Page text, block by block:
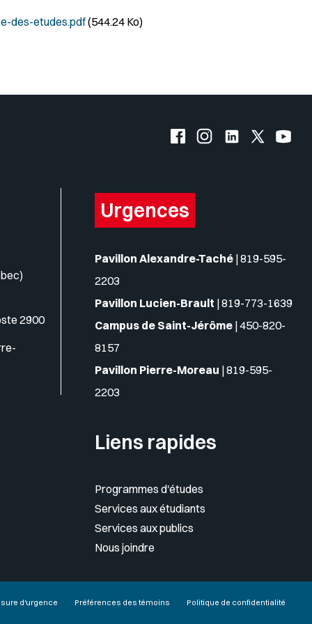
des-etudes.pdf(544.24 Ko)
Facebook de l'UQO
Instagram de l'UQO
LinkedIn de
X
2900
Urgences
Pavillon Alexandre-Taché |819-595-
2203
Pavillon Lucien-Brault |819-773-1639
Campus de Saint-Jérôme |450-820-
8157
Pavillon Pierre-Moreau |819-595-
2203
Liens rapides
Programmes d'études
Services aux étudiants
Services aux publics
Nous joindre
d'urgence Préférences des témoins Politique de confidentialité